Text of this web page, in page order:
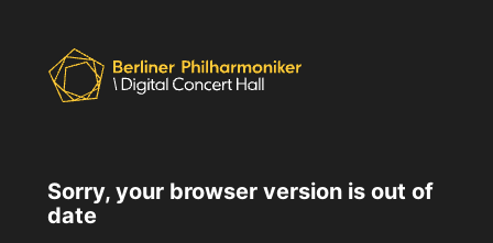
Sorry, your browser version is out of
date